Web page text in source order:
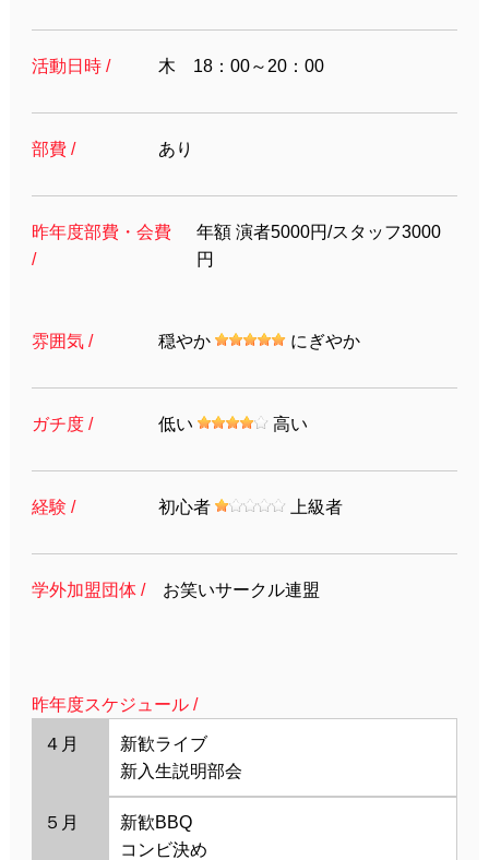
活動日時 / 木 18：00～20：00
部費 / あり
昨年度部費・会費
/
年額 演者5000円/スタッフ3000
円
雰囲気 / 穏やか にぎやか
ガチ度 / 低い 高い
経験 / 初心者 上級者
学外加盟団体 / お笑いサークル連盟
昨年度スケジュール /
４月
新歓ライブ
新入生説明部会
５月
新歓BBQ
コンビ決め